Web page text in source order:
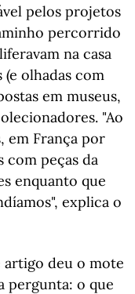
pelos projetos
percorrido
na casa
(e olhadas com
em museus,
"Ao
em França por
com peças da
enquanto que
explica o
deu o mote
pergunta: o que